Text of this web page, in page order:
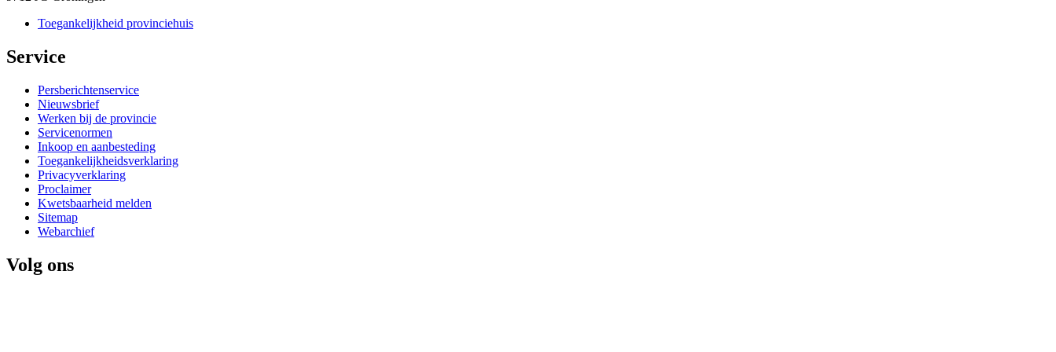
Toegankelijkheid provinciehuis
Service
Persberichtenservice
Nieuwsbrief
Werken bij de provincie
Servicenormen
Inkoop en aanbesteding
Toegankelijkheidsverklaring
Privacyverklaring
Proclaimer
Kwetsbaarheid melden
Sitemap
Webarchief
Volg ons